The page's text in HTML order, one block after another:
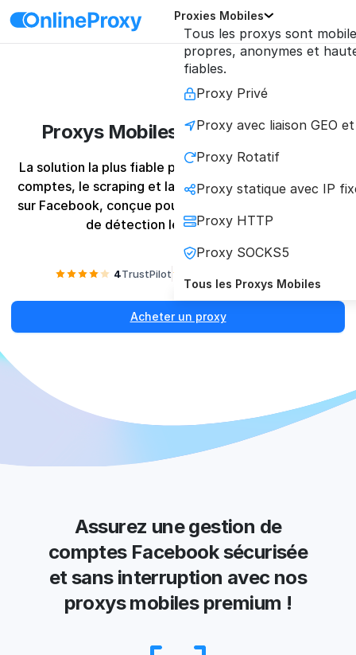
Proxies Mobiles
Tous les proxys sont
propres, anonymes et
fiables.
Proxy Privé
Proxy avec liaison GEO
Proxy Rotatif
Proxy statique avec IP
Proxy HTTP
Proxy SOCKS5
Tous les Proxys Mobiles
Proxys Mobiles pour Facebook
La solution la plus fiable pour la gestion de plusieurs
comptes, le scraping et la vérification des publicités
sur Facebook, conçue pour contourner les systèmes
de détection les plus avancés.
4TrustPilot
Acheter un proxy
Assurez une gestion de
comptes Facebook sécurisée
et sans interruption avec nos
proxys mobiles premium !